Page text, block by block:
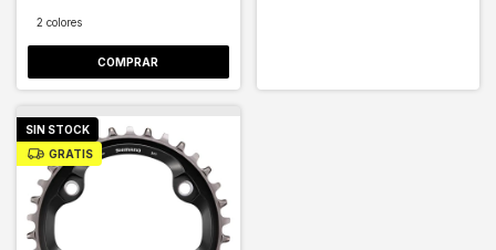
2 colores
COMPRAR
SIN STOCK
GRATIS